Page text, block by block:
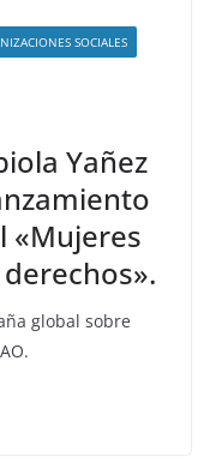
SOCIALES
Yañez
«Mujeres
global sobre